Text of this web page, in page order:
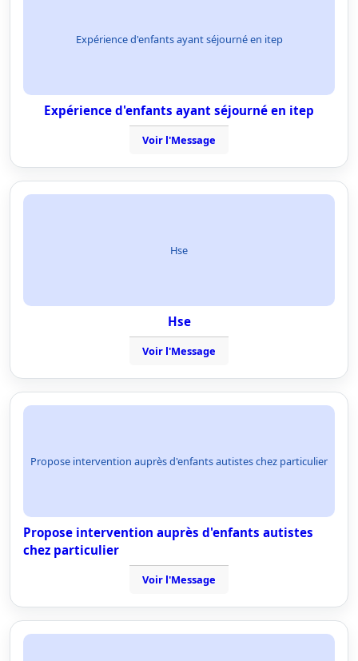
Expérience d'enfants ayant séjourné en itep
Expérience d'enfants ayant séjourné en itep
Voir l'Message
Hse
Hse
Voir l'Message
Propose intervention auprès d'enfants autistes chez particulier
Propose intervention auprès d'enfants autistes
chez particulier
Voir l'Message